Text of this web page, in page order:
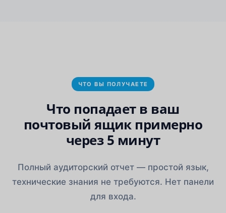
ЧТО ВЫ ПОЛУЧАЕТЕ
Что попадает в ваш
почтовый ящик примерно
через 5 минут
Полный аудиторский отчет — простой язык,
технические знания не требуются. Нет панели
для входа.